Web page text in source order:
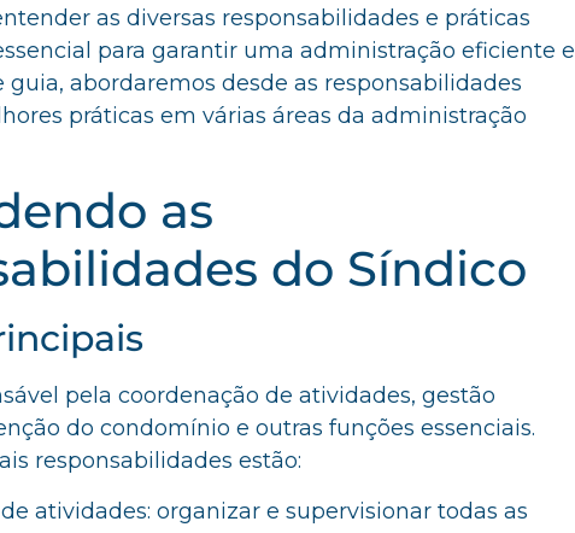
as diversas responsabilidades e práticas
para garantir uma administração eficiente e
guia, abordaremos desde as responsabilidades
práticas em várias áreas da administração
as
do Síndico
pela coordenação de atividades, gestão
do condomínio e outras funções essenciais.
responsabilidades estão:
atividades: organizar e supervisionar todas as